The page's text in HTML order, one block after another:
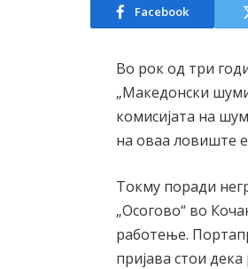
Facebook
Во рок од три
„Македонски
комисијата на
на оваа ловиште
Токму поради
„Осогово“ во
работење.
пријава стои